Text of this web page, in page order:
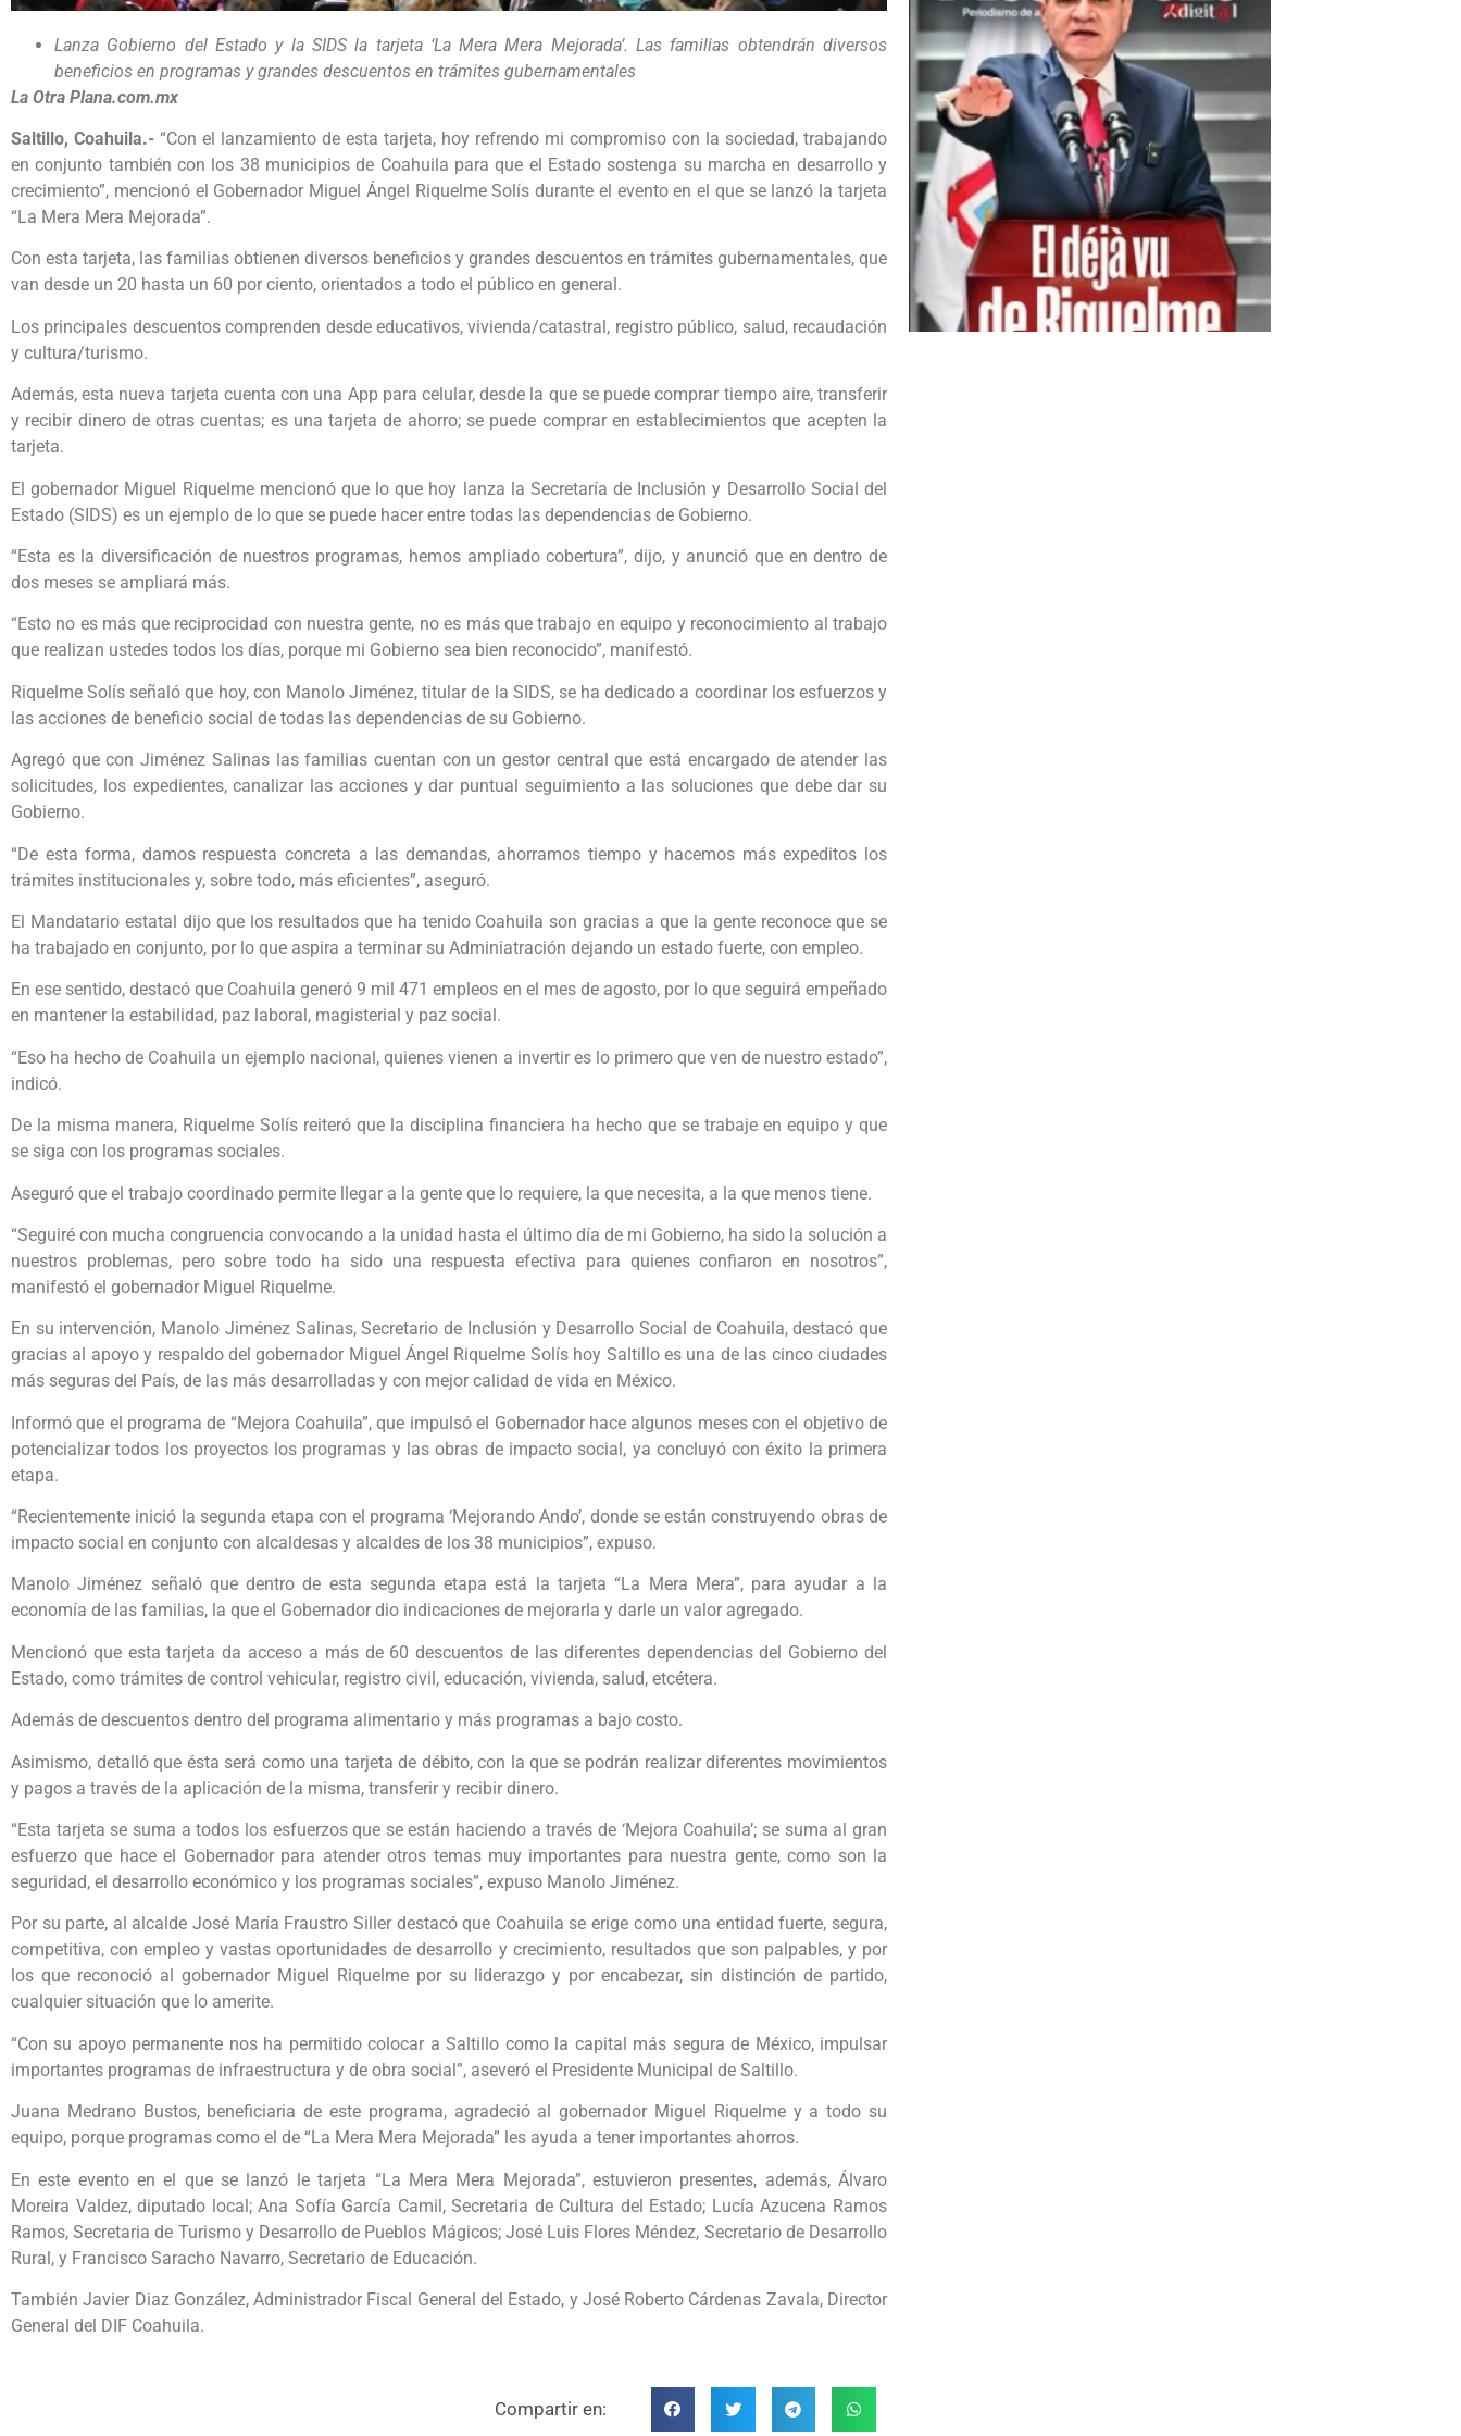
Lanza Gobierno del Estado y la SIDS la tarjeta ‘La Mera Mera Mejorada’. Las familias obtendrán diversos
beneficios en programas y grandes descuentos en trámites gubernamentales
La Otra Plana.com.mx
Saltillo, Coahuila.- “Con el lanzamiento de esta tarjeta, hoy refrendo mi compromiso con la sociedad, trabajando
en conjunto también con los 38 municipios de Coahuila para que el Estado sostenga su marcha en desarrollo y
crecimiento”, mencionó el Gobernador Miguel Ángel Riquelme Solís durante el evento en el que se lanzó la tarjeta
“La Mera Mera Mejorada”.
Con esta tarjeta, las familias obtienen diversos beneficios y grandes descuentos en trámites gubernamentales, que
van desde un 20 hasta un 60 por ciento, orientados a todo el público en general.
Los principales descuentos comprenden desde educativos, vivienda/catastral, registro público, salud, recaudación
y cultura/turismo.
Además, esta nueva tarjeta cuenta con una App para celular, desde la que se puede comprar tiempo aire, transferir
y recibir dinero de otras cuentas; es una tarjeta de ahorro; se puede comprar en establecimientos que acepten la
tarjeta.
El gobernador Miguel Riquelme mencionó que lo que hoy lanza la Secretaría de Inclusión y Desarrollo Social del
Estado (SIDS) es un ejemplo de lo que se puede hacer entre todas las dependencias de Gobierno.
“Esta es la diversificación de nuestros programas, hemos ampliado cobertura”, dijo, y anunció que en dentro de
dos meses se ampliará más.
“Esto no es más que reciprocidad con nuestra gente, no es más que trabajo en equipo y reconocimiento al trabajo
que realizan ustedes todos los días, porque mi Gobierno sea bien reconocido”, manifestó.
Riquelme Solís señaló que hoy, con Manolo Jiménez, titular de la SIDS, se ha dedicado a coordinar los esfuerzos y
las acciones de beneficio social de todas las dependencias de su Gobierno.
Agregó que con Jiménez Salinas las familias cuentan con un gestor central que está encargado de atender las
solicitudes, los expedientes, canalizar las acciones y dar puntual seguimiento a las soluciones que debe dar su
Gobierno.
“De esta forma, damos respuesta concreta a las demandas, ahorramos tiempo y hacemos más expeditos los
trámites institucionales y, sobre todo, más eficientes”, aseguró.
El Mandatario estatal dijo que los resultados que ha tenido Coahuila son gracias a que la gente reconoce que se
ha trabajado en conjunto, por lo que aspira a terminar su Adminiatración dejando un estado fuerte, con empleo.
En ese sentido, destacó que Coahuila generó 9 mil 471 empleos en el mes de agosto, por lo que seguirá empeñado
en mantener la estabilidad, paz laboral, magisterial y paz social.
“Eso ha hecho de Coahuila un ejemplo nacional, quienes vienen a invertir es lo primero que ven de nuestro estado”,
indicó.
De la misma manera, Riquelme Solís reiteró que la disciplina financiera ha hecho que se trabaje en equipo y que
se siga con los programas sociales.
Aseguró que el trabajo coordinado permite llegar a la gente que lo requiere, la que necesita, a la que menos tiene.
“Seguiré con mucha congruencia convocando a la unidad hasta el último día de mi Gobierno, ha sido la solución a
nuestros problemas, pero sobre todo ha sido una respuesta efectiva para quienes confiaron en nosotros”,
manifestó el gobernador Miguel Riquelme.
En su intervención, Manolo Jiménez Salinas, Secretario de Inclusión y Desarrollo Social de Coahuila, destacó que
gracias al apoyo y respaldo del gobernador Miguel Ángel Riquelme Solís hoy Saltillo es una de las cinco ciudades
más seguras del País, de las más desarrolladas y con mejor calidad de vida en México.
Informó que el programa de “Mejora Coahuila”, que impulsó el Gobernador hace algunos meses con el objetivo de
potencializar todos los proyectos los programas y las obras de impacto social, ya concluyó con éxito la primera
etapa.
“Recientemente inició la segunda etapa con el programa ‘Mejorando Ando’, donde se están construyendo obras de
impacto social en conjunto con alcaldesas y alcaldes de los 38 municipios”, expuso.
Manolo Jiménez señaló que dentro de esta segunda etapa está la tarjeta “La Mera Mera”, para ayudar a la
economía de las familias, la que el Gobernador dio indicaciones de mejorarla y darle un valor agregado.
Mencionó que esta tarjeta da acceso a más de 60 descuentos de las diferentes dependencias del Gobierno del
Estado, como trámites de control vehicular, registro civil, educación, vivienda, salud, etcétera.
Además de descuentos dentro del programa alimentario y más programas a bajo costo.
Asimismo, detalló que ésta será como una tarjeta de débito, con la que se podrán realizar diferentes movimientos
y pagos a través de la aplicación de la misma, transferir y recibir dinero.
“Esta tarjeta se suma a todos los esfuerzos que se están haciendo a través de ‘Mejora Coahuila’; se suma al gran
esfuerzo que hace el Gobernador para atender otros temas muy importantes para nuestra gente, como son la
seguridad, el desarrollo económico y los programas sociales”, expuso Manolo Jiménez.
Por su parte, al alcalde José María Fraustro Siller destacó que Coahuila se erige como una entidad fuerte, segura,
competitiva, con empleo y vastas oportunidades de desarrollo y crecimiento, resultados que son palpables, y por
los que reconoció al gobernador Miguel Riquelme por su liderazgo y por encabezar, sin distinción de partido,
cualquier situación que lo amerite.
“Con su apoyo permanente nos ha permitido colocar a Saltillo como la capital más segura de México, impulsar
importantes programas de infraestructura y de obra social”, aseveró el Presidente Municipal de Saltillo.
Juana Medrano Bustos, beneficiaria de este programa, agradeció al gobernador Miguel Riquelme y a todo su
equipo, porque programas como el de “La Mera Mera Mejorada” les ayuda a tener importantes ahorros.
En este evento en el que se lanzó le tarjeta “La Mera Mera Mejorada”, estuvieron presentes, además, Álvaro
Moreira Valdez, diputado local; Ana Sofía García Camil, Secretaria de Cultura del Estado; Lucía Azucena Ramos
Ramos, Secretaria de Turismo y Desarrollo de Pueblos Mágicos; José Luis Flores Méndez, Secretario de Desarrollo
Rural, y Francisco Saracho Navarro, Secretario de Educación.
También Javier Diaz González, Administrador Fiscal General del Estado, y José Roberto Cárdenas Zavala, Director
General del DIF Coahuila.
Compartir en: